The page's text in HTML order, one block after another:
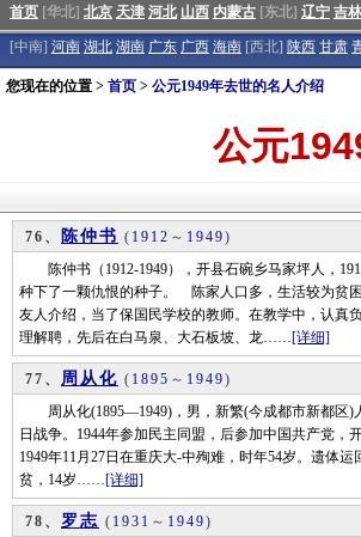
首页 [华北] 北京 天津 河北 山西 内蒙古 [东北] 辽宁 吉林
[中南] 河南 湖北 湖南 广东 广西 海南 [西北] 陕西 甘肃
您现在的位置 > 首页 > 公元1949年去世的名人介绍
公元
76、 陈仲书 ( 1912 ～ 1949)
陈仲书（1912-1949），开县石碗乡马家坪人，
种下了一颗仇恨的种子。 陈家人口多，生活较为贫
友人介绍，当了保国民学校的教师。在教学中，认真
理解聘，先后在白马泉、大石板坡、龙……[详细]
77、 周从化 ( 1895 ～ 1949)
周从化(1895—1949)，男，新繁(今成都市新都区)
日战争。1944年参加民主同盟，后参加中国共产党，
1949年11月27日在重庆大-中殉难，时年54岁。遗体
贫，14岁……[详细]
78、 罗志 ( 1931 ～ 1949)